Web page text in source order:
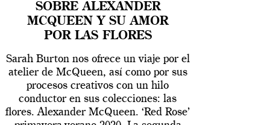
SOBRE ALEXANDER
MCQUEEN Y SU AMOR
POR LAS FLORES
Sarah Burton nos ofrece un viaje por el
atelier de McQueen, así como por sus
procesos creativos con un hilo
conductor en sus colecciones: las
flores. Alexander McQueen. ‘Red Rose’